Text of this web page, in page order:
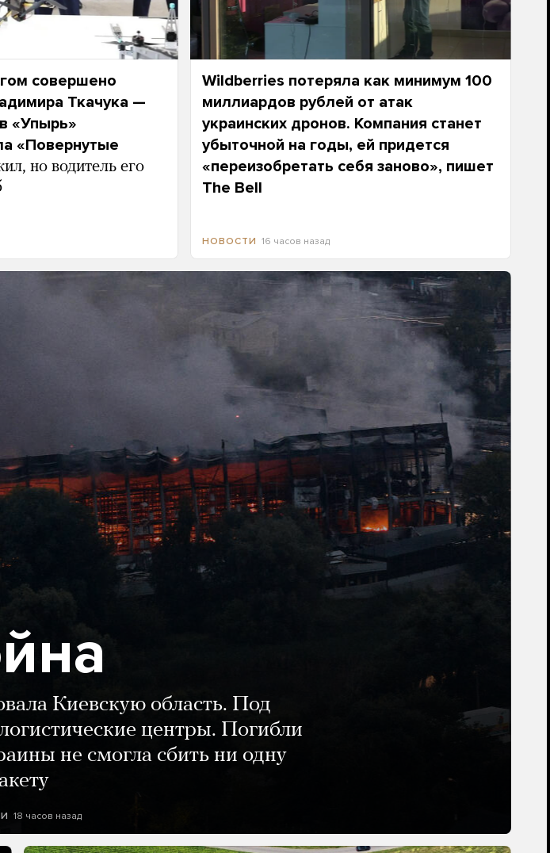
совершено
Ткачука —
«Упырь»
«Повернутые
но водитель его
Wildberries потеряла как минимум 100
миллиардов рублей от атак
украинских дронов. Компания станет
убыточной на годы, ей придется
«переизобретать себя заново», пишет
The Bell
НОВОСТИ 16 часов назад
Киевскую область. Под
центры. Погибли
не смогла сбить ни одну
18 часов назад